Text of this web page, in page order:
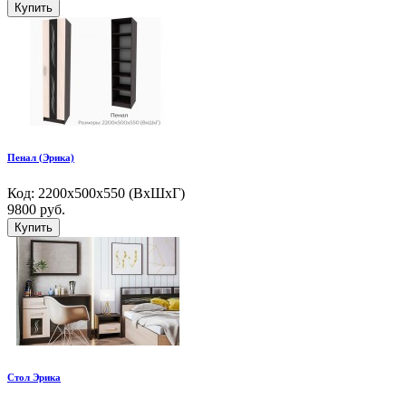
Купить
Пенал (Эрика)
Код: 2200х500х550 (ВхШхГ)
9800 руб.
Купить
Стол Эрика